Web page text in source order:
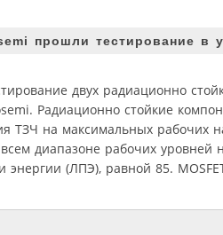
прошли тестирование в
двух радиационно
Радиационно стойкие
ТЗЧ на максимальных рабочих
диапазоне рабочих
(ЛПЭ), равной 85.